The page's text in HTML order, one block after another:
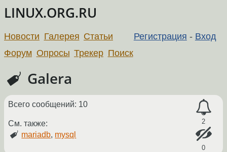
LINUX.ORG.RU
Регистрация - Вход
Новости Галерея Статьи
Форум Опросы Трекер Поиск
Galera
2
0
Всего сообщений: 10
См. также:
mariadb, mysql